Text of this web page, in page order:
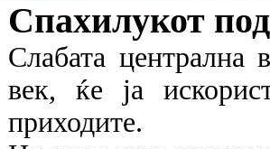
Спахилукот
Слабата
век, ќе ја
приходите.